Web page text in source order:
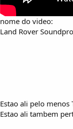
nome do video:
Land Rover
Estao ali pelo menos
Estao ali tambem